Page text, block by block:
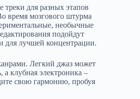
треки для разных этапов
время мозгового штурма
необычные
подойдут
для лучшей концентрации.
Легкий джаз может
а клубная электроника –
свою гармонию, пробуя